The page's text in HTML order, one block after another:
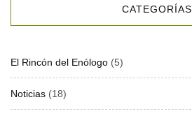
CATEGORÍAS
El Rincón del Enólogo (5)
Noticias (18)